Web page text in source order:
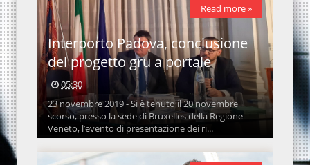
Interporto Padova, conclusione
del progetto gru a portale
05:30
23 novembre 2019 - Si è tenuto il 20 novembre
scorso, presso la sede di Bruxelles della Regione
Veneto, l’evento di presentazione dei ri...
Read more »